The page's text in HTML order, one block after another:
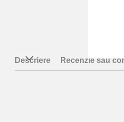
Descriere Recenzie sau